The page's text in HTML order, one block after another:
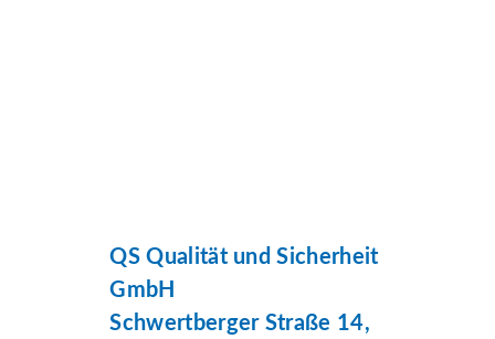
QS Qualität und Sicherheit
GmbH
Schwertberger Straße 14,